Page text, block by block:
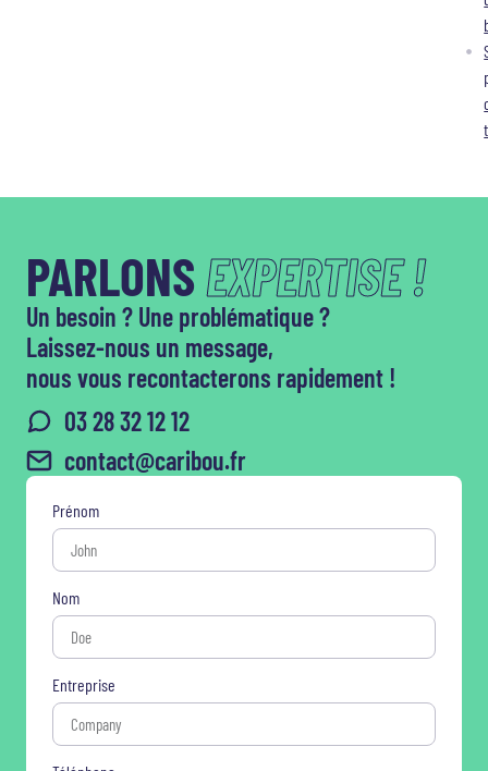
t
PARLONS EXPERTISE !
Un besoin ? Une problématique ?
Laissez-nous un message,
nous vous recontacterons rapidement !
03 28 32 12 12
contact@caribou.fr
Prénom
Nom
Entreprise